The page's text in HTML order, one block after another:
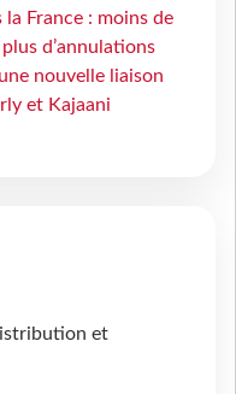
France : moins de
d’annulations
nouvelle liaison
et Kajaani
et